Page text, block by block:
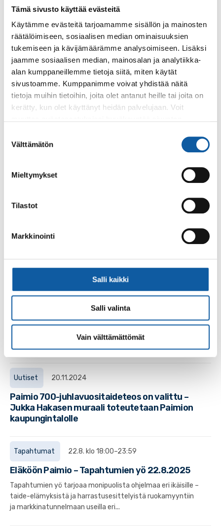
Tämä sivusto käyttää evästeitä
Käytämme evästeitä tarjoamamme sisällön ja mainosten
räätälöimiseen, sosiaalisen median ominaisuuksien
tukemiseen ja kävijämäärämme analysoimiseen. Lisäksi
jaamme sosiaalisen median, mainosalan ja analytiikka-
alan kumppaneillemme tietoja siitä, miten käytät
sivustoamme. Kumppanimme voivat yhdistää näitä
tietoja muihin tietoihin, joita olet antanut heille tai joita on
kerätty, kun olet käyttänyt heidän palvelujaan. Voit
valinta
Välttämätön
Mieltymykset
Tilastot
Markkinointi
Salli kaikki
Salli valinta
Vain välttämättömät
Tapahtumat 13.10. klo 17:00–19:00
Graffitiseinän avajaiset
Nuorille suunnatussa tapahtumassa graffititaiteilija maalaa
demotyön sekä vetää graffitityöpajan!
Sivut
Paimiossa järjestetään kulttuuritapahtumia ympärivuoden
ODEN - kokeellisen ja elektronisen musiikin
ODEN 0(ZERO) on kokoelma kokeellisia akustisia,
Kaupungintalon näyttelyparvi
Kaupungin kulttuuripalvelut tarjoaa näyttelytilan
kaupungintalon ylimmästä kerroksesta erilaisten
Uutiset 20.11.2024
Paimio 700-juhlavuositaideteos on valittu –
Jukka Hakasen muraali toteutetaan Paimion
kaupungintalolle
Tapahtumat 22.8. klo 18:00–23:59
Eläköön Paimio – Tapahtumien yö 22.8.2025
Tapahtumien yö tarjoaa monipuolista ohjelmaa eri ikäisille –
taide-elämyksistä ja harrastusesittelyistä ruokamyyntiin
ja markkinatunnelmaan useilla eri...